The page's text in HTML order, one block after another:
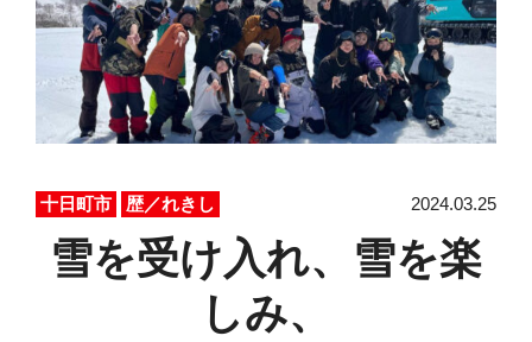
十日町市 歴／れきし 2024.03.25
雪を受け入れ、雪を楽
しみ、